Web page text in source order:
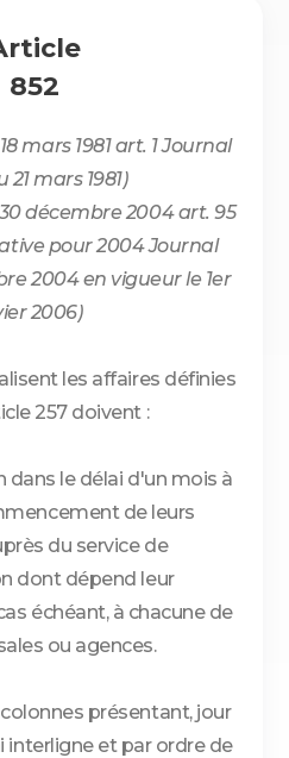
852
mars 1981 art. 1 Journal
21 mars 1981)
décembre 2004 art. 95
pour 2004 Journal
2004 en vigueur le 1er
2006)
les affaires définies
257 doivent :
dans le délai d'un mois à
de leurs
du service de
dont dépend leur
échéant, à chacune de
ou agences.
présentant, jour
interligne et par ordre de